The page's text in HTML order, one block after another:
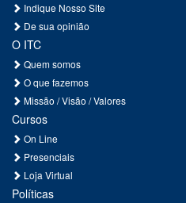
Indique Nosso Site
De sua opinião
O ITC
Quem somos
O que fazemos
Missão / Visão / Valores
Cursos
On Line
Presenciais
Loja Virtual
Políticas